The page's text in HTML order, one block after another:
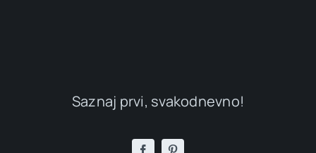
Saznaj prvi, svakodnevno!